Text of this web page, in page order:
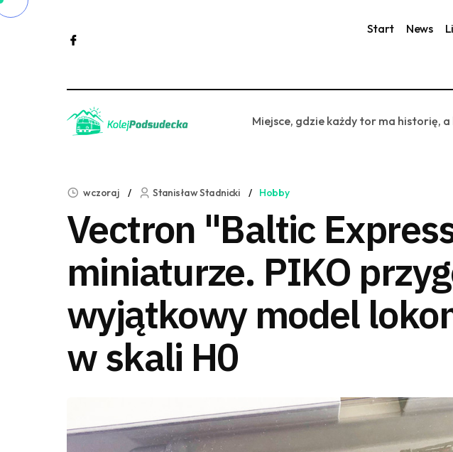
Start News
Miejsce, gdzie każdy tor ma historię,
wczoraj Stanisław Stadnicki Hobby
Vectron "Baltic
miniaturze. PIKO
wyjątkowy model
w skali H0